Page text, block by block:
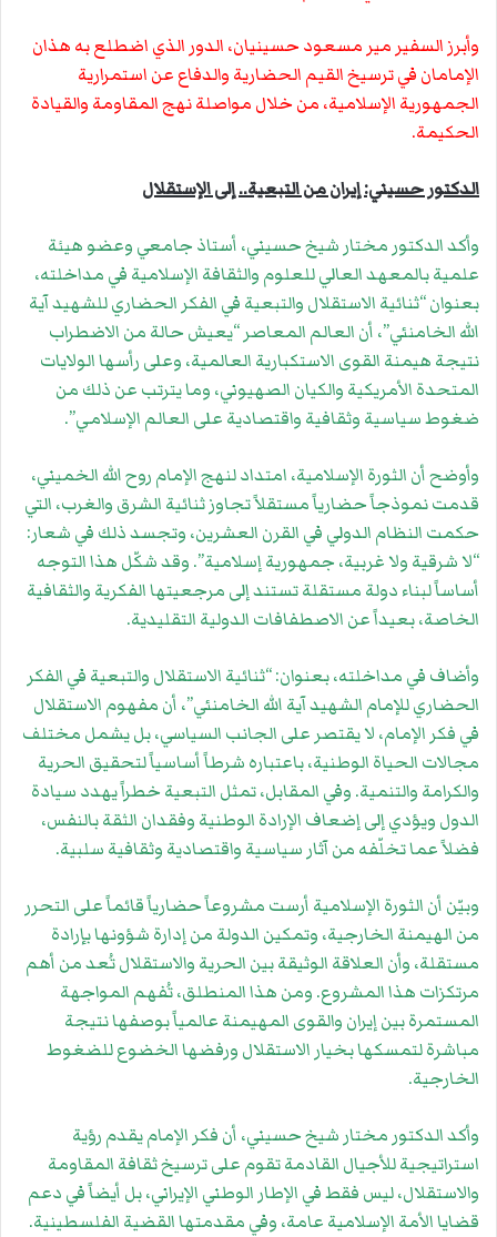
وأبرز السفير مير مسعود حسينيان، الدور الذي اضطلع به هذان
الإمامان في ترسيخ القيم الحضارية والدفاع عن استمرارية
الجمهورية الإسلامية، من خلال مواصلة نهج المقاومة والقيادة
الحكيمة.
الدكتور حسيني: إيران من التبعية.. إلى الإستقلال
وأكد الدكتور مختار شيخ حسيني، أستاذ جامعي وعضو هيئة
علمية بالمعهد العالي للعلوم والثقافة الإسلامية في مداخلته،
بعنوان “ثنائية الاستقلال والتبعية في الفكر الحضاري للشهيد آية
الله الخامنئي”، أن العالم المعاصر “يعيش حالة من الاضطراب
نتيجة هيمنة القوى الاستكبارية العالمية، وعلى رأسها الولايات
المتحدة الأمريكية والكيان الصهيوني، وما يترتب عن ذلك من
ضغوط سياسية وثقافية واقتصادية على العالم الإسلامي”.
وأوضح أن الثورة الإسلامية، امتداد لنهج الإمام روح الله الخميني،
قدمت نموذجاً حضارياً مستقلاً تجاوز ثنائية الشرق والغرب، التي
حكمت النظام الدولي في القرن العشرين، وتجسد ذلك في شعار:
“لا شرقية ولا غربية، جمهورية إسلامية”. وقد شكّل هذا التوجه
أساساً لبناء دولة مستقلة تستند إلى مرجعيتها الفكرية والثقافية
الخاصة، بعيداً عن الاصطفافات الدولية التقليدية.
وأضاف في مداخلته، بعنوان: “ثنائية الاستقلال والتبعية في الفكر
الحضاري للإمام الشهيد آية الله الخامنئي”، أن مفهوم الاستقلال
في فكر الإمام، لا يقتصر على الجانب السياسي، بل يشمل مختلف
مجالات الحياة الوطنية، باعتباره شرطاً أساسياً لتحقيق الحرية
والكرامة والتنمية. وفي المقابل، تمثل التبعية خطراً يهدد سيادة
الدول ويؤدي إلى إضعاف الإرادة الوطنية وفقدان الثقة بالنفس،
فضلاً عما تخلّفه من آثار سياسية واقتصادية وثقافية سلبية.
وبيّن أن الثورة الإسلامية أرست مشروعاً حضارياً قائماً على التحرر
من الهيمنة الخارجية، وتمكين الدولة من إدارة شؤونها بإرادة
مستقلة، وأن العلاقة الوثيقة بين الحرية والاستقلال تُعد من أهم
مرتكزات هذا المشروع. ومن هذا المنطلق، تُفهم المواجهة
المستمرة بين إيران والقوى المهيمنة عالمياً بوصفها نتيجة
مباشرة لتمسكها بخيار الاستقلال ورفضها الخضوع للضغوط
الخارجية.
وأكد الدكتور مختار شيخ حسيني، أن فكر الإمام يقدم رؤية
استراتيجية للأجيال القادمة تقوم على ترسيخ ثقافة المقاومة
والاستقلال، ليس فقط في الإطار الوطني الإيراني، بل أيضاً في دعم
قضايا الأمة الإسلامية عامة، وفي مقدمتها القضية الفلسطينية.